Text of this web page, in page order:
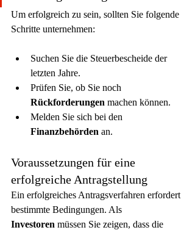
Um erfolgreich zu sein, sollten Sie folgende
Schritte unternehmen:
Suchen Sie die Steuerbescheide der
letzten Jahre.
Prüfen Sie, ob Sie noch
Rückforderungen machen können.
Melden Sie sich bei den
Finanzbehörden an.
Voraussetzungen für eine
erfolgreiche Antragstellung
Ein erfolgreiches Antragsverfahren erfordert
bestimmte Bedingungen. Als
Investoren müssen Sie zeigen, dass die